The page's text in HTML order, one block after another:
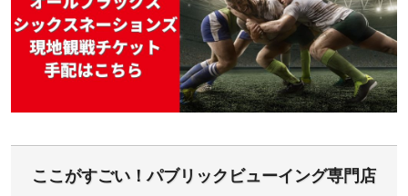
ここがすごい！パブリックビューイング専門店